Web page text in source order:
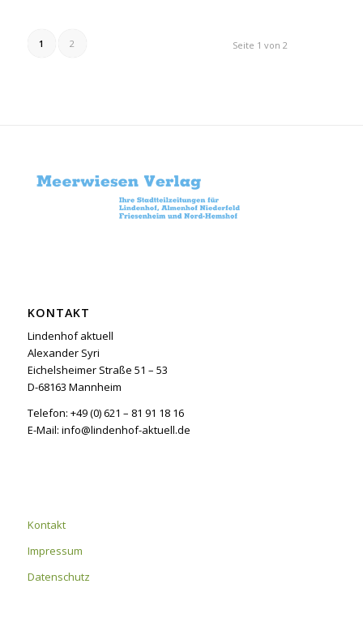
Seite 1 von 2
1 2
KONTAKT
Lindenhof aktuell
Alexander Syri
Eichelsheimer Straße 51 – 53
D-68163 Mannheim
Telefon: +49 (0) 621 – 81 91 18 16
E-Mail: info@lindenhof-aktuell.de
Kontakt
Impressum
Datenschutz